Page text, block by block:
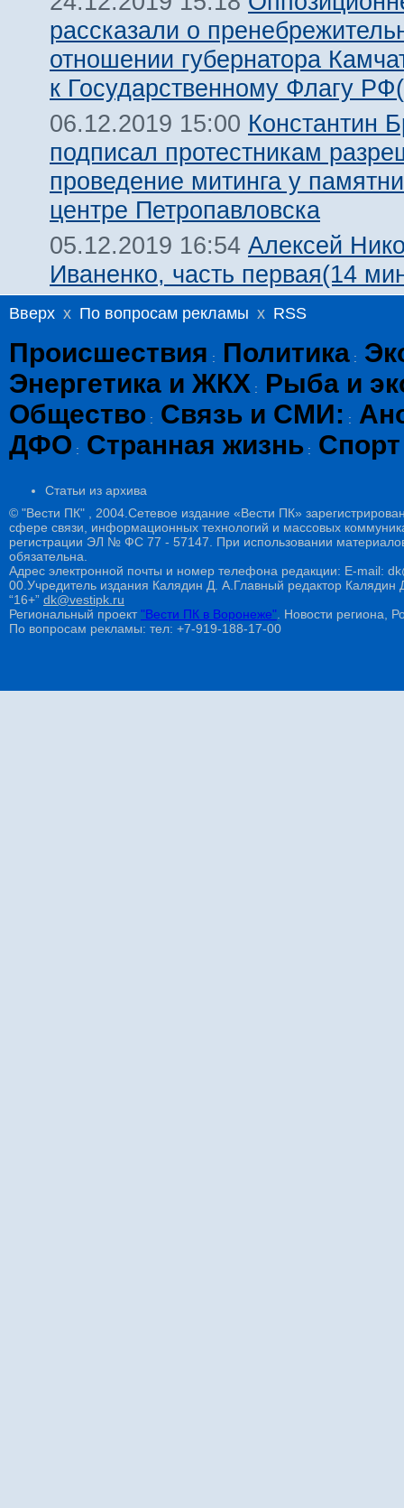
рассказали о
отношении губернатора
к Государственному Флагу
06.12.2019 15:00 Константин
подписал протестникам
проведение митинга у
центре Петропавловска
05.12.2019 16:54 Алексей
Иваненко, часть первая(14
Вверх x По вопросам рекламы x RSS
Происшествия : Политика :
Энергетика и ЖКХ :
Рыба и
Общество : Связь и СМИ: :
ДФО : Странная жизнь : Спорт
Статьи из архива
© "Вести ПК" , 2004.Сетевое издание «Вести ПК»
сфере связи, информационных технологий и массовых
регистрации ЭЛ № ФС 77 - 57147. При использовании
обязательна.
Адрес электронной почты и номер телефона редакции: E-mail:
00.Учредитель издания Калядин Д. А.Главный редактор
“16+” dk@vestipk.ru
Региональный проект"Вести ПК в Воронеже" . Новости региона,
По вопросам рекламы: тел: +7-919-188-17-00